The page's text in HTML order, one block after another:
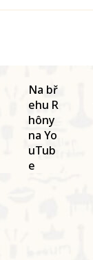
Na bř
ehu R
hôny
na Yo
uTub
e